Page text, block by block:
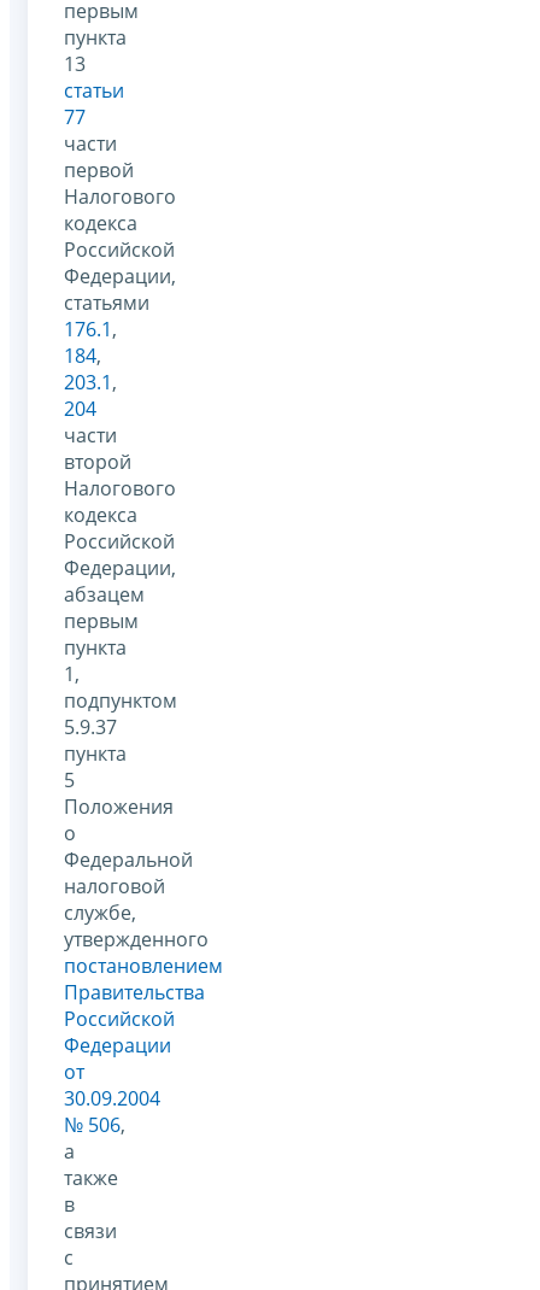
первым
пункта
13
статьи
77
части
первой
Налогового
кодекса
Российской
Федерации,
статьями
176.1,
184,
203.1,
204
части
второй
Налогового
кодекса
Российской
Федерации,
абзацем
первым
пункта
1,
подпунктом
5.9.37
пункта
5
Положения
о
Федеральной
налоговой
службе,
утвержденного
постановлением
Правительства
Российской
Федерации
от
30.09.2004
№ 506,
а
также
в
связи
с
принятием